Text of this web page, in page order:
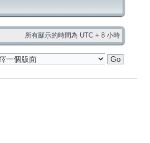
所有顯示的時間為 UTC + 8 小時